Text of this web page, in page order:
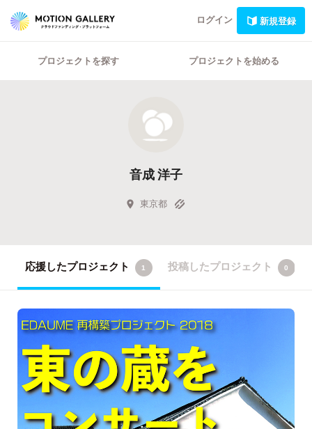
ログイン 新規登録
プロジェクトを探す プロジェクトを始める
音成 洋子
東京都
応援したプロジェクト 1 投稿したプロジェクト 0